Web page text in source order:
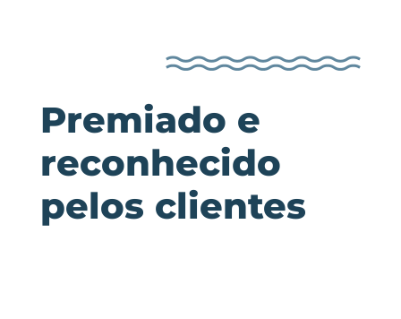
Premiado e
reconhecido
pelos clientes